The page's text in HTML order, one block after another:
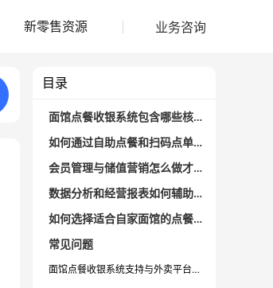
新零售资源 业务咨询
目录
面馆点餐收银系统包含哪些核心功能？
如何通过自助点餐和扫码点单提升面馆效率？
会员管理与储值营销怎么做才能促进复购？
数据分析和经营报表如何辅助面馆决策？
如何选择适合自家面馆的点餐收银系统？
常见问题
面馆点餐收银系统支持与外卖平台对接吗？